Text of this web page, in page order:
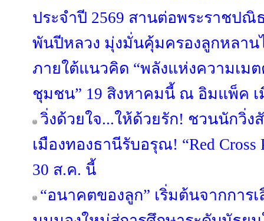
ประจำปี 2569 สานต่อพระราชป
พันปีหลวง มุ่งมั่นคุ้มครองลูกหลา
ภายใต้แนวคิด “พลังแห่งความเม
ชุมชน” 19 สิงหาคมนี้ ณ อิมแพ็ค เ
วิ่งด้วยใจ...ให้ด้วยรัก! ชวนนักวิ่
เมืองทองธานีรับอรุณ! “Red Cross
30 ส.ค. นี้
“อนาคตของลูก” เริ่มต้นจากการ